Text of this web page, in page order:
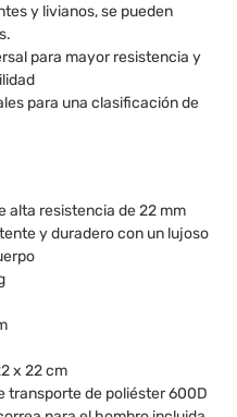
y livianos, se pueden
para mayor resistencia y
para una clasificación de
alta resistencia de 22 mm
y duradero con un lujoso
x 22 cm
transporte de poliéster 600D